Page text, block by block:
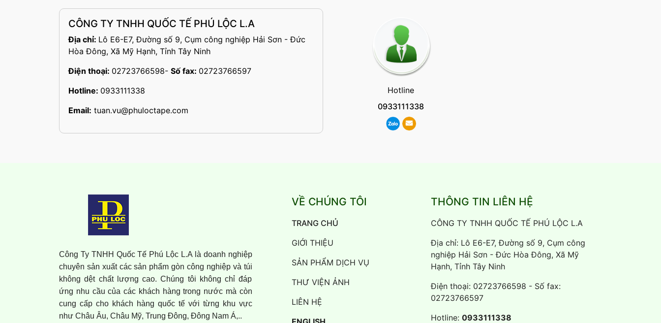
CÔNG TY TNHH QUỐC TẾ PHÚ LỘC L.A
Địa chỉ: Lô E6-E7, Đường số 9, Cụm công nghiệp Hải Sơn - Đức
Hòa Đông, Xã Mỹ Hạnh, Tỉnh Tây Ninh
Điện thoại: 02723766598- Số fax: 02723766597
Hotline: 0933111338
Email: tuan.vu@phuloctape.com
Hotline
0933111338
Công Ty TNHH Quốc Tế Phú Lộc L.A là doanh nghiệp
chuyên sản xuất các sản phẩm gòn công nghiệp và túi
không dệt chất lượng cao. Chúng tôi không chỉ đáp
ứng nhu cầu của các khách hàng trong nước mà còn
cung cấp cho khách hàng quốc tế với từng khu vực
như Châu Âu, Châu Mỹ, Trung Đông, Đông Nam Á,..
VỀ CHÚNG TÔI
TRANG CHỦ
GIỚI THIỆU
SẢN PHẨM DỊCH VỤ
THƯ VIỆN ẢNH
LIÊN HỆ
THÔNG TIN LIÊN HỆ
CÔNG TY TNHH QUỐC TẾ PHÚ LỘC L.A
Địa chỉ: Lô E6-E7, Đường số 9, Cụm công
nghiệp Hải Sơn - Đức Hòa Đông, Xã Mỹ
Hạnh, Tỉnh Tây Ninh
Điện thoại: 02723766598 - Số fax:
02723766597
Hotline: 0933111338